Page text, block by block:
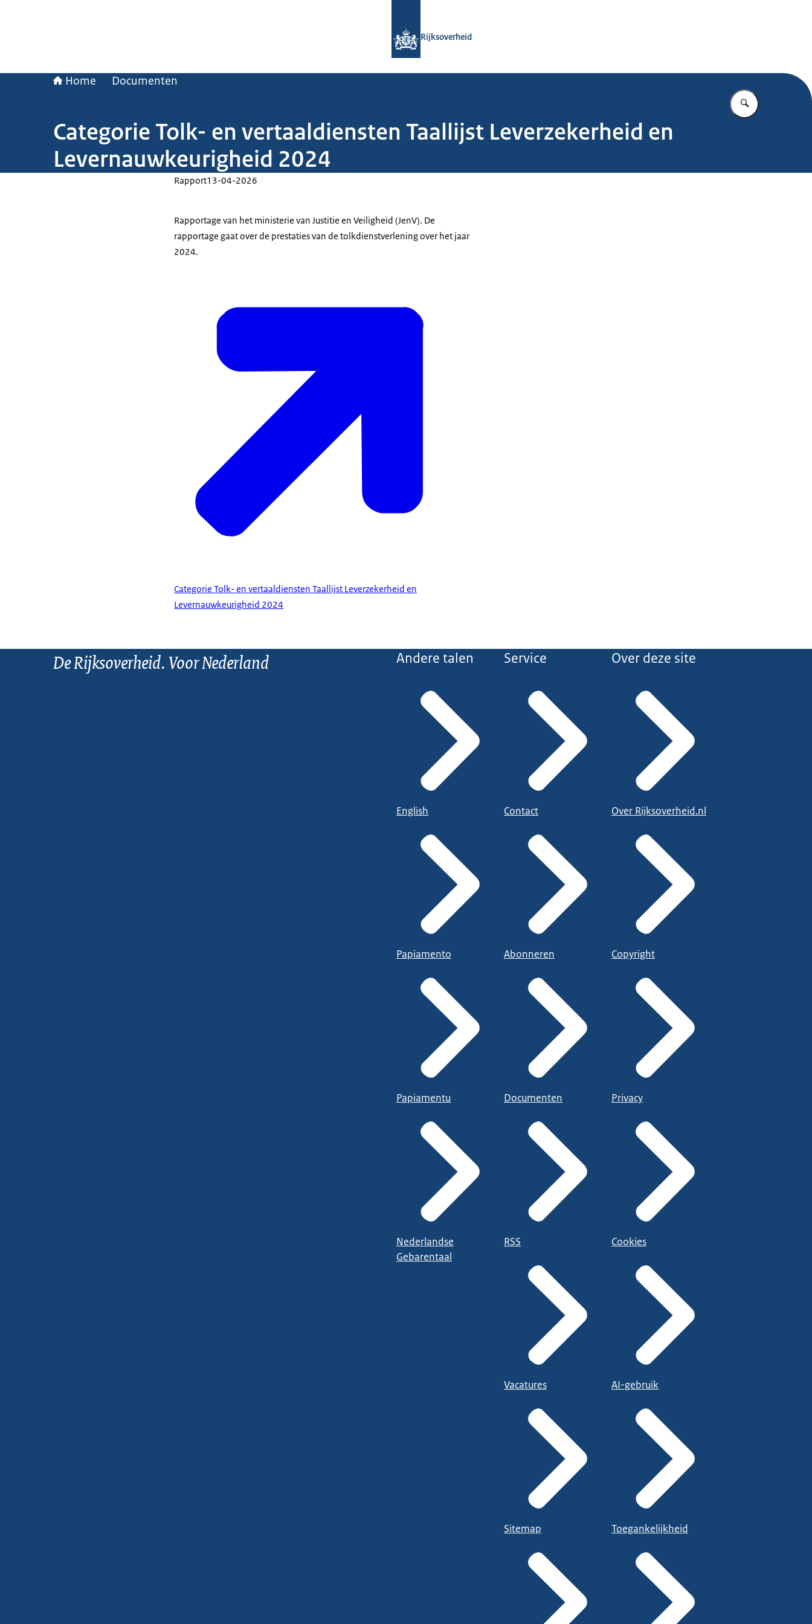
Rijksoverheid
Home Documenten
Vul in wat u
Categorie Tolk- en vertaaldiensten Taallijst Leverzekerheid en
Levernauwkeurigheid 2024
Rapport13-04-2026
Rapportage van het ministerie van Justitie en Veiligheid (JenV). De
rapportage gaat over de prestaties van de tolkdienstverlening over het jaar
2024.
Categorie Tolk- en vertaaldiensten Taallijst Leverzekerheid en
Levernauwkeurigheid 2024
De Rijksoverheid. Voor Nederland Andere talen
English
Papiamento
Papiamentu
Nederlandse
Gebarentaal
Service
Contact
Abonneren
Documenten
RSS
Vacatures
Sitemap
Over deze site
Over Rijksoverheid.nl
Copyright
Privacy
Cookies
AI-gebruik
Toegankelijkheid